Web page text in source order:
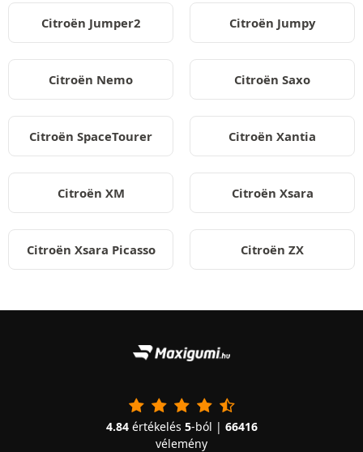
Citroën Jumper2 Citroën Jumpy
Citroën Nemo Citroën Saxo
Citroën SpaceTourer Citroën Xantia
Citroën XM Citroën Xsara
Citroën Xsara Picasso Citroën ZX
4.84értékelés 5-ból | 66416
vélemény